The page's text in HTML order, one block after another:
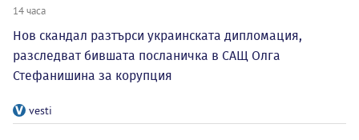
14 часа
Нов скандал разтърси украинската дипломация,
разследват бившата посланичка в САЩ Олга
Стефанишина за корупция
vesti